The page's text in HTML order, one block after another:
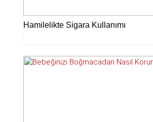
Hamilelikte Sigara Kullanımı